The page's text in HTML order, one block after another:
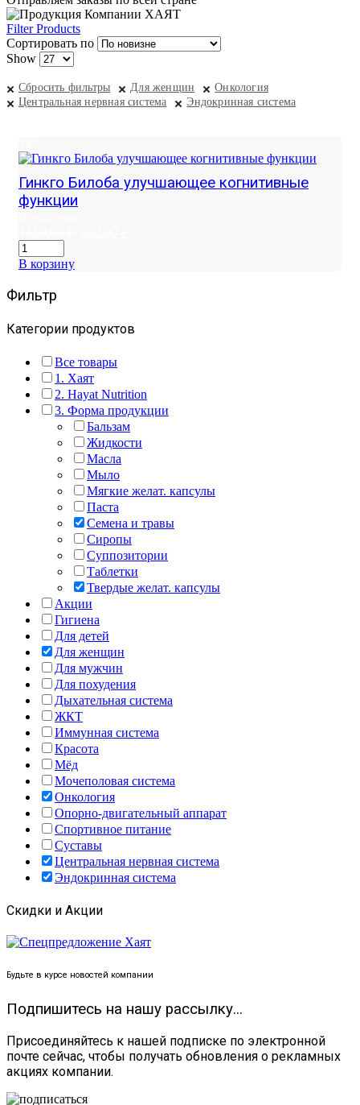
Filter Products
Сортировать по
Show
Сбросить фильтры Для женщин
Онкология
Центральная нервная система
Эндокринная система
Гинкго Билоба улучшающее когнитивные
функции
В корзину
Фильтр
Категории продуктов
Все товары
1. Хаят
2. Hayat Nutrition
3. Форма продукции
Бальзам
Жидкости
Масла
Мыло
Мягкие желат. капсулы
Паста
Семена и травы
Сиропы
Суппозитории
Таблетки
Твердые желат. капсулы
Акции
Гигиена
Для детей
Для женщин
Для мужчин
Для похудения
Дыхательная система
ЖКТ
Иммунная система
Красота
Мёд
Мочеполовая система
Онкология
Опорно-двигательный аппарат
Спортивное питание
Суставы
Центральная нервная система
Эндокринная система
Скидки и Акции
Будьте в курсе новостей компании
Подпишитесь на нашу рассылку...
Присоединяйтесь к нашей подписке по электронной
почте сейчас, чтобы получать обновления о рекламных
акциях компании.